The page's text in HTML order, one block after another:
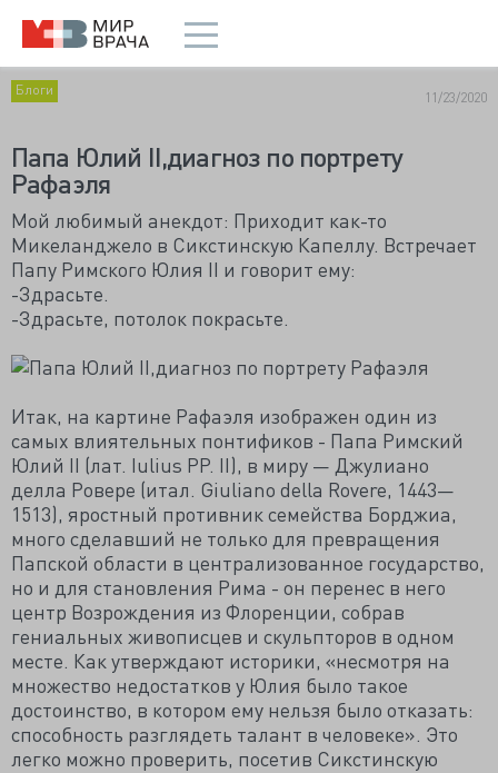
Блоги 11/23/2020
Папа Юлий II,диагноз по портрету
Рафаэля
Мой любимый анекдот: Приходит как-то
Микеланджело в Сикстинскую Капеллу. Встречает
Папу Римского Юлия II и говорит ему:
-Здрасьте.
-Здрасьте, потолок покрасьте.
Итак, на картине Рафаэля изображен один из
самых влиятельных понтификов - Папа Римский
Юлий II (лат. Iulius PP. II), в миру — Джулиано
делла Ровере (итал. Giuliano della Rovere, 1443—
1513), яростный противник семейства Борджиа,
много сделавший не только для превращения
Папской области в централизованное государство,
но и для становления Рима - он перенес в него
центр Возрождения из Флоренции, собрав
гениальных живописцев и скульпторов в одном
месте. Как утверждают историки, «несмотря на
множество недостатков у Юлия было такое
достоинство, в котором ему нельзя было отказать:
способность разглядеть талант в человеке». Это
легко можно проверить, посетив Сикстинскую